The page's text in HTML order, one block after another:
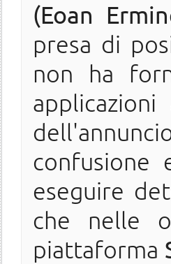
(Eoan
presa di
non ha
confusione
eseguire
che nelle
piattaforma